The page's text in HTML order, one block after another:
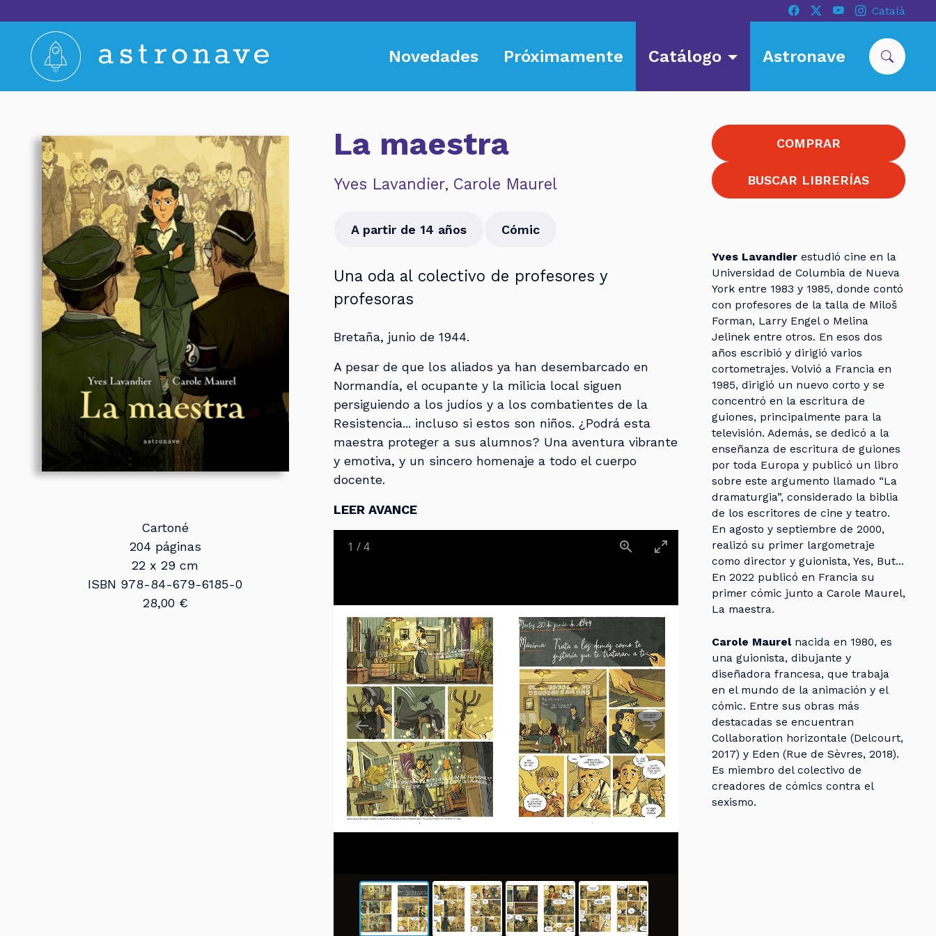
Català
Novedades Próximamente Catálogo Astronave
Cartoné
204 páginas
22 x 29 cm
ISBN 978-84-679-6185-0
28,00 €
La maestra
Yves Lavandier, Carole Maurel
A partir de 14 años Cómic
Una oda al colectivo de profesores y
profesoras
Bretaña, junio de 1944.
A pesar de que los aliados ya han desembarcado en
Normandía, el ocupante y la milicia local siguen
persiguiendo a los judíos y a los combatientes de la
Resistencia... incluso si estos son niños. ¿Podrá esta
maestra proteger a sus alumnos? Una aventura vibrante
y emotiva, y un sincero homenaje a todo el cuerpo
docente.
LEER AVANCE
1 /4
COMPRAR
BUSCAR LIBRERÍAS
Yves Lavandierestudió cine en la
Universidad de Columbia de Nueva
York entre 1983 y 1985, donde contó
con profesores de la talla de Miloš
Forman, Larry Engel o Melina
Jelinek entre otros. En esos dos
años escribió y dirigió varios
cortometrajes. Volvió a Francia en
1985, dirigió un nuevo corto y se
concentró en la escritura de
guiones, principalmente para la
televisión. Además, se dedicó a la
enseñanza de escritura de guiones
por toda Europa y publicó un libro
sobre este argumento llamado “La
dramaturgia”, considerado la biblia
de los escritores de cine y teatro.
En agosto y septiembre de 2000,
realizó su primer largometraje
como director y guionista, Yes, But...
En 2022 publicó en Francia su
primer cómic junto a Carole Maurel,
La maestra.
Carole Maurelnacida en 1980, es
una guionista, dibujante y
diseñadora francesa, que trabaja
en el mundo de la animación y el
cómic. Entre sus obras más
destacadas se encuentran
Collaboration horizontale (Delcourt,
2017) y Eden (Rue de Sèvres, 2018).
Es miembro del colectivo de
creadores de cómics contra el
sexismo.